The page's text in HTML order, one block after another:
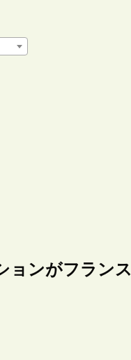
ョンがフラン